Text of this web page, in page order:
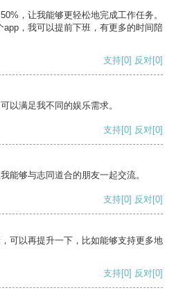
，让我能够更轻松地完成工作任务。
，我可以提前下班，有更多的时间陪
支持[0] 反对[0]
以满足我不同的娱乐需求。
支持[0] 反对[0]
能够与志同道合的朋友一起交流。
支持[0] 反对[0]
可以再提升一下，比如能够支持更多地
支持[0] 反对[0]